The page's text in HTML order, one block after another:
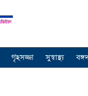
গৃহসজ্জা সুস্বাস্থ্য